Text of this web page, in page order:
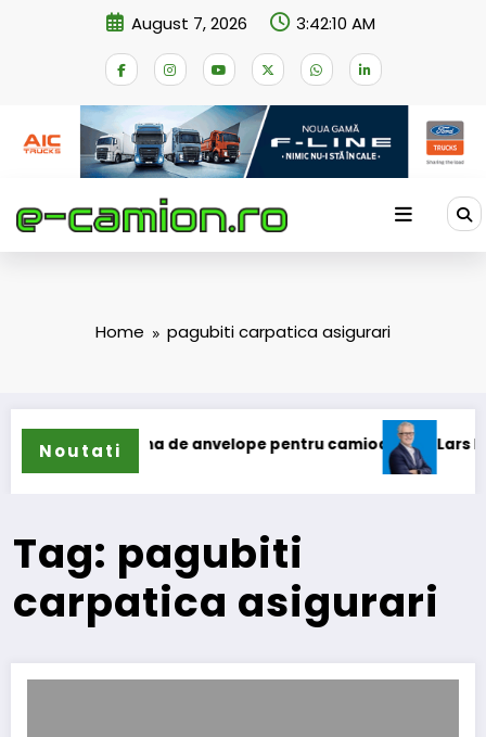
August 7, 2026 3:42:10 AM
Home pagubiti carpatica asigurari
Noutati
gama de anvelope pentru camioane Lars
Tag: pagubiti
carpatica asigurari